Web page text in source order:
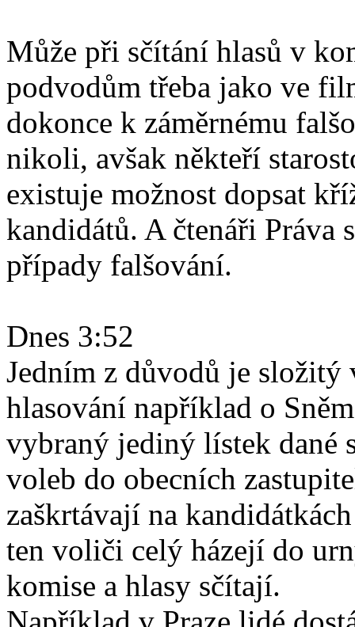
Může při sčítání hlasů v
podvodům třeba jako ve
dokonce k záměrnému
nikoli, avšak někteří
existuje možnost dopsat
kandidátů. A čtenáři Práva
případy falšování.
Dnes 3:52
Jedním z důvodů je
hlasování například o
vybraný jediný lístek dané
voleb do obecních
zaškrtávají na
ten voliči celý házejí do
komise a hlasy sčítají.